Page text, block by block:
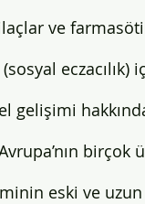
ve
eczacılık)
gelişimi
eski ve